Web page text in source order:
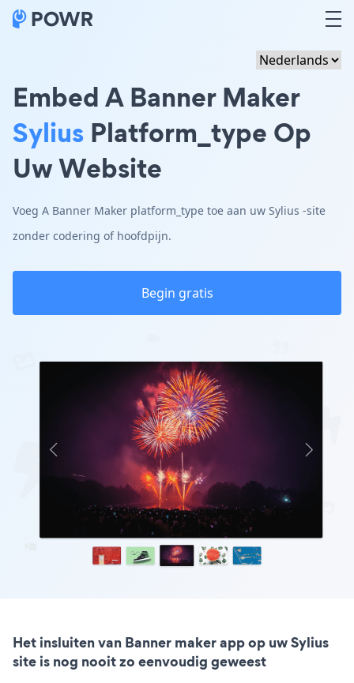
Embed A Banner Maker
Sylius Platform_type Op
Uw Website
Voeg A Banner Maker platform_type toe aan uw Sylius -site
zonder codering of hoofdpijn.
Begin gratis
Het insluiten van Banner maker app op uw Sylius
site is nog nooit zo eenvoudig geweest